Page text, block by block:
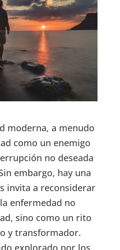
moderna, a menudo
como un enemigo
no deseada
embargo, hay una
invita a reconsiderar
enfermedad no
sino como un rito
y transformador.
explorado por los